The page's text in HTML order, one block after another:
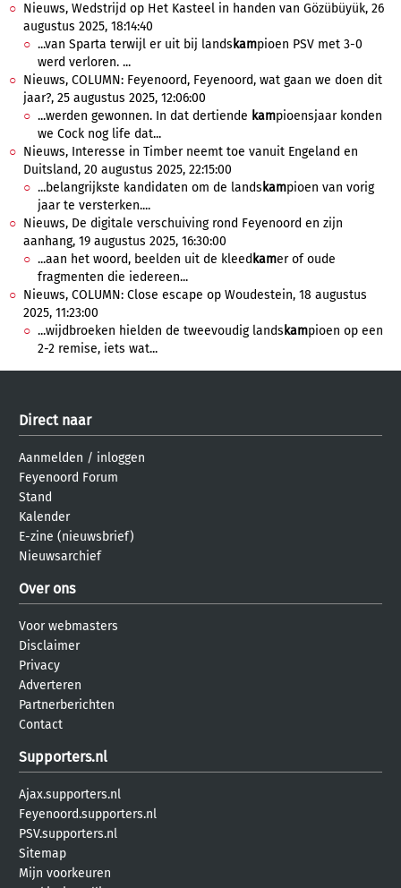
Nieuws, Wedstrijd op Het Kasteel in handen van Gözübüyük, 26
augustus 2025, 18:14:40
...van Sparta terwijl er uit bij lands kampioen PSV met 3-0
werd verloren. ...
Nieuws, COLUMN: Feyenoord, Feyenoord, wat gaan we doen dit
jaar?, 25 augustus 2025, 12:06:00
...werden gewonnen. In dat dertiende kampioensjaar konden
we Cock nog life dat...
Nieuws, Interesse in Timber neemt toe vanuit Engeland en
Duitsland, 20 augustus 2025, 22:15:00
...belangrijkste kandidaten om de lands kampioen van vorig
jaar te versterken....
Nieuws, De digitale verschuiving rond Feyenoord en zijn
aanhang, 19 augustus 2025, 16:30:00
...aan het woord, beelden uit de kleed kamer of oude
fragmenten die iedereen...
Nieuws, COLUMN: Close escape op Woudestein, 18 augustus
2025, 11:23:00
...wijdbroeken hielden de tweevoudig lands kampioen op een
2-2 remise, iets wat...
Direct naar
Aanmelden / inloggen
Feyenoord Forum
Stand
Kalender
E-zine (nieuwsbrief)
Nieuwsarchief
Over ons
Voor webmasters
Disclaimer
Privacy
Adverteren
Partnerberichten
Contact
Supporters.nl
Ajax.supporters.nl
Feyenoord.supporters.nl
PSV.supporters.nl
Sitemap
Mijn voorkeuren